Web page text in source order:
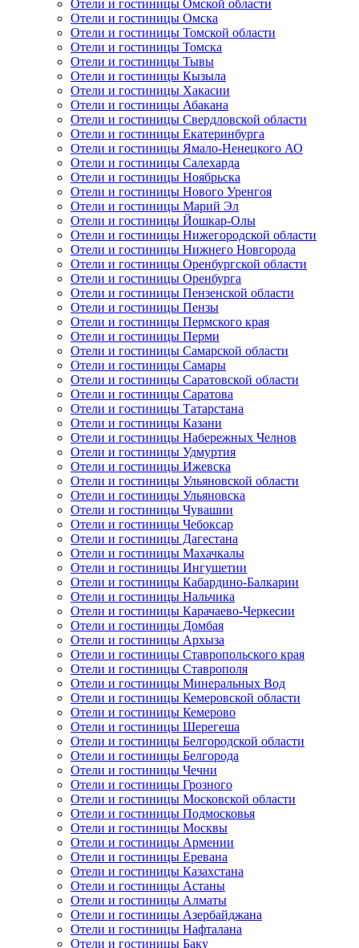
Отели и гостиницы Омской области
Отели и гостиницы Омска
Отели и гостиницы Томской области
Отели и гостиницы Томска
Отели и гостиницы Тывы
Отели и гостиницы Кызыла
Отели и гостиницы Хакасии
Отели и гостиницы Абакана
Отели и гостиницы Свердловской области
Отели и гостиницы Екатеринбурга
Отели и гостиницы Ямало-Ненецкого АО
Отели и гостиницы Салехарда
Отели и гостиницы Ноябрьска
Отели и гостиницы Нового Уренгоя
Отели и гостиницы Марий Эл
Отели и гостиницы Йошкар-Олы
Отели и гостиницы Нижегородской области
Отели и гостиницы Нижнего Новгорода
Отели и гостиницы Оренбургской области
Отели и гостиницы Оренбурга
Отели и гостиницы Пензенской области
Отели и гостиницы Пензы
Отели и гостиницы Пермского края
Отели и гостиницы Перми
Отели и гостиницы Самарской области
Отели и гостиницы Самары
Отели и гостиницы Саратовской области
Отели и гостиницы Саратова
Отели и гостиницы Татарстана
Отели и гостиницы Казани
Отели и гостиницы Набережных Челнов
Отели и гостиницы Удмуртия
Отели и гостиницы Ижевска
Отели и гостиницы Ульяновской области
Отели и гостиницы Ульяновска
Отели и гостиницы Чувашии
Отели и гостиницы Чебоксар
Отели и гостиницы Дагестана
Отели и гостиницы Махачкалы
Отели и гостиницы Ингушетии
Отели и гостиницы Кабардино-Балкарии
Отели и гостиницы Нальчика
Отели и гостиницы Карачаево-Черкесии
Отели и гостиницы Домбая
Отели и гостиницы Архыза
Отели и гостиницы Ставропольского края
Отели и гостиницы Ставрополя
Отели и гостиницы Минеральных Вод
Отели и гостиницы Кемеровской области
Отели и гостиницы Кемерово
Отели и гостиницы Шерегеша
Отели и гостиницы Белгородской области
Отели и гостиницы Белгорода
Отели и гостиницы Чечни
Отели и гостиницы Грозного
Отели и гостиницы Московской области
Отели и гостиницы Подмосковья
Отели и гостиницы Москвы
Отели и гостиницы Армении
Отели и гостиницы Еревана
Отели и гостиницы Казахстана
Отели и гостиницы Астаны
Отели и гостиницы Алматы
Отели и гостиницы Азербайджана
Отели и гостиницы Нафталана
Отели и гостиницы Баку